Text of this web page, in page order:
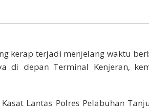
kerap terjadi menjelang waktu
di depan Terminal Kenjeran,
Lantas Polres Pelabuhan